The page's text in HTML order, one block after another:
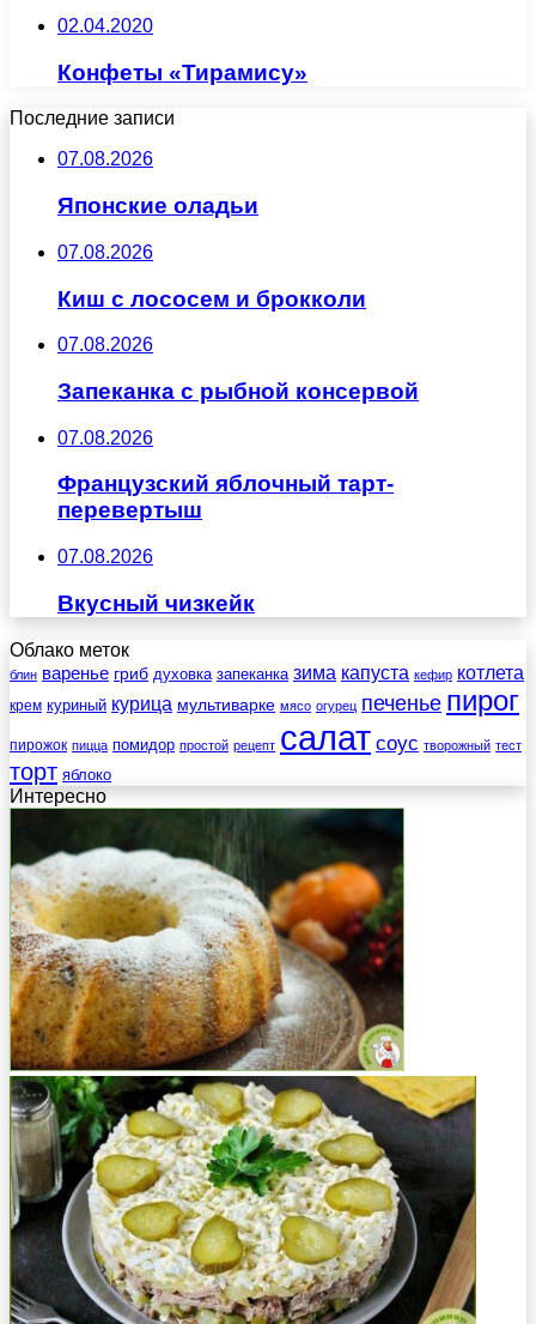
02.04.2020
Конфеты «Тирамису»
Последние записи
07.08.2026
Японские оладьи
07.08.2026
Киш с лососем и брокколи
07.08.2026
Запеканка с рыбной консервой
07.08.2026
Французский яблочный тарт-
перевертыш
07.08.2026
Вкусный чизкейк
Облако меток
блин варенье гриб духовка запеканка зима капуста кефир котлета
крем куриный курица мультиварке мясо огурец печенье пирог
пирожок пицца помидор простой рецепт салат соус творожный тест
торт яблоко
Интересно